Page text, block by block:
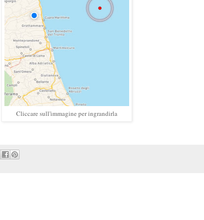
Cliccare sull'immagine per ingrandirla